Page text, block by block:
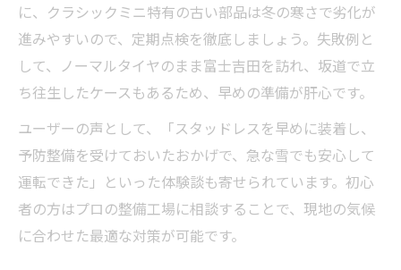
に、クラシックミニ特有の古い部品は冬の寒さで劣化が
進みやすいので、定期点検を徹底しましょう。失敗例と
して、ノーマルタイヤのまま富士吉田を訪れ、坂道で立
ち往生したケースもあるため、早めの準備が肝心です。
ユーザーの声として、「スタッドレスを早めに装着し、
予防整備を受けておいたおかげで、急な雪でも安心して
運転できた」といった体験談も寄せられています。初心
者の方はプロの整備工場に相談することで、現地の気候
に合わせた最適な対策が可能です。